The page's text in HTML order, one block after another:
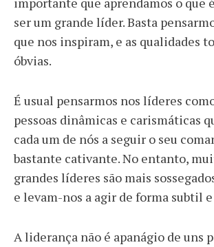
ser um grande líder. Basta
que nos inspiram, e as qualidades
óbvias.
É usual pensarmos nos líderes
pessoas dinâmicas e carismáticas
cada um de nós a seguir o seu
bastante cativante. No entanto,
grandes líderes são mais
e levam-nos a agir de forma subtil
A liderança não é apanágio de uns